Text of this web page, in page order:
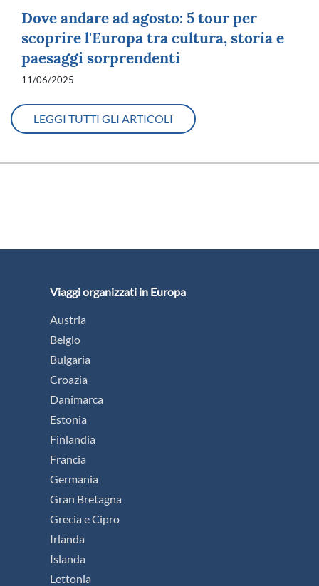
Dove andare ad agosto: 5 tour per
scoprire l'Europa tra cultura, storia e
paesaggi sorprendenti
11/06/2025
LEGGI TUTTI GLI ARTICOLI
Viaggi organizzati in Europa
Austria
Belgio
Bulgaria
Croazia
Danimarca
Estonia
Finlandia
Francia
Germania
Gran Bretagna
Grecia e Cipro
Irlanda
Islanda
Lettonia